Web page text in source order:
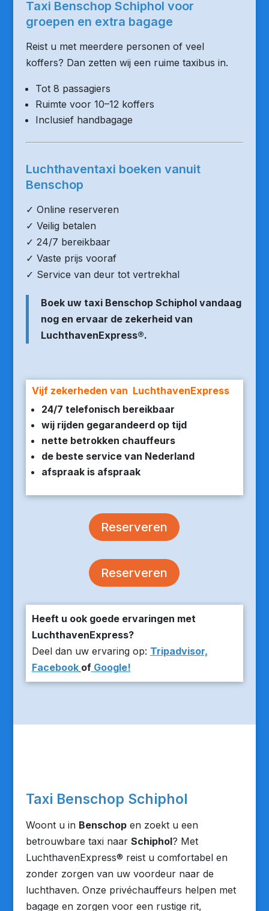
Taxi Benschop Schiphol voor
groepen en extra bagage
Reist u met meerdere personen of veel
koffers? Dan zetten wij een ruime taxibus in.
Tot 8 passagiers
Ruimte voor 10–12 koffers
Inclusief handbagage
Luchthaventaxi boeken vanuit
Benschop
✓ Online reserveren
✓ Veilig betalen
✓ 24/7 bereikbaar
✓ Vaste prijs vooraf
✓ Service van deur tot vertrekhal
Boek uw taxi Benschop Schiphol vandaag
nog en ervaar de zekerheid van
LuchthavenExpress®.
Vijf zekerheden van LuchthavenExpress
24/7 telefonisch bereikbaar
wij rijden gegarandeerd op tijd
nette betrokken chauffeurs
de beste service van Nederland
afspraak is afspraak
Reserveren
Reserveren
Heeft u ook goede ervaringen met
LuchthavenExpress?
Deel dan uw ervaring op: Tripadvisor,
Facebook ofGoogle!
Taxi Benschop Schiphol
Woont u in Benschopen zoekt u een
betrouwbare taxi naar Schiphol? Met
LuchthavenExpress® reist u comfortabel en
zonder zorgen van uw voordeur naar de
luchthaven. Onze privéchauffeurs helpen met
bagage en zorgen voor een rustige rit,